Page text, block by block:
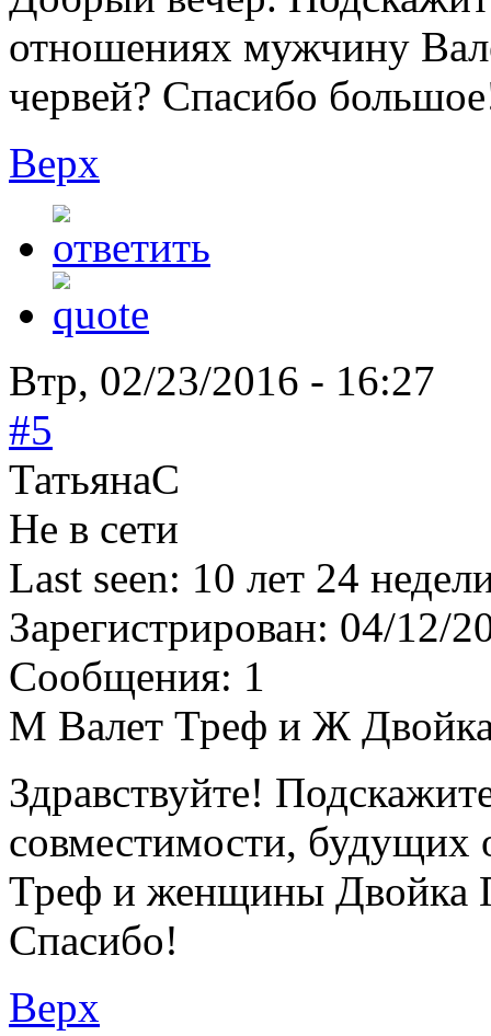
отношениях мужчину
червей? Спасибо
Верх
Втр, 02/23/2016 - 16:27
#5
ТатьянаC
Не в сети
Last seen: 10 лет 24
Зарегистрирован: 04/12/
Сообщения: 1
М Валет Треф и Ж
Здравствуйте!
совместимости,
Треф и женщины Двойка
Спасибо!
Верх